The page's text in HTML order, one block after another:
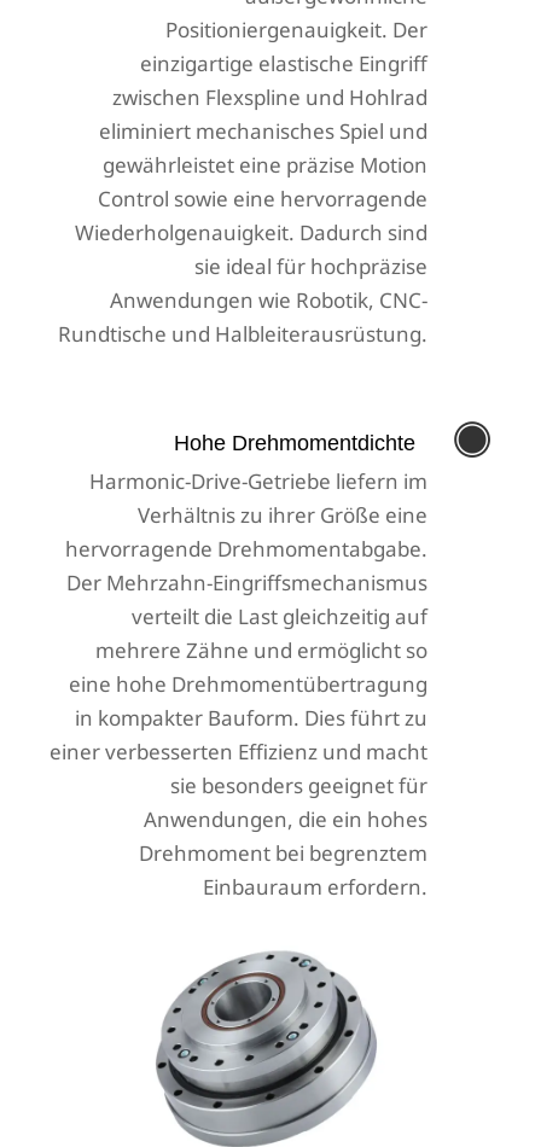
Positioniergenauigkeit. Der
einzigartige elastische Eingriff
zwischen Flexspline und Hohlrad
eliminiert mechanisches Spiel und
gewährleistet eine präzise Motion
Control sowie eine hervorragende
Wiederholgenauigkeit. Dadurch sind
sie ideal für hochpräzise
Anwendungen wie Robotik, CNC-
Rundtische und Halbleiterausrüstung.
Hohe Drehmomentdichte
Harmonic-Drive-Getriebe liefern im
Verhältnis zu ihrer Größe eine
hervorragende Drehmomentabgabe.
Der Mehrzahn-Eingriffsmechanismus
verteilt die Last gleichzeitig auf
mehrere Zähne und ermöglicht so
eine hohe Drehmomentübertragung
in kompakter Bauform. Dies führt zu
einer verbesserten Effizienz und macht
sie besonders geeignet für
Anwendungen, die ein hohes
Drehmoment bei begrenztem
Einbauraum erfordern.
